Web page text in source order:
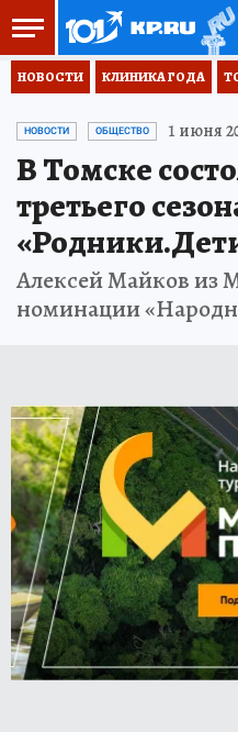
НОВОСТИ КЛИНИКА ГОДА
НОВОСТИ ОБЩЕСТВО 1 июня
В Томске
третьего
Алексей Майков из
номинации